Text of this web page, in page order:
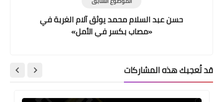
حسن عبد السلام محمد يوثق آلام الغربة في
«مصاب بكسر في الأمل»
قد تُعجبك هذه المشاركات